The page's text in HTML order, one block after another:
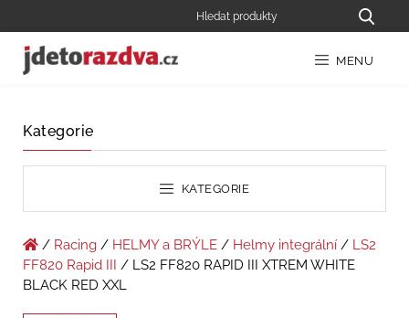
MENU
Kategorie
KATEGORIE
/ Racing / HELMY a BRÝLE / Helmy integrální / LS2
FF820 Rapid III
/ LS2 FF820 RAPID III XTREM WHITE
BLACK RED XXL